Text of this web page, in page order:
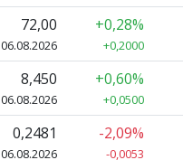
72,00
06.08.2026
+0,28%
+0,2000
8,450
06.08.2026
+0,60%
+0,0500
0,2481
06.08.2026
-2,09%
-0,0053